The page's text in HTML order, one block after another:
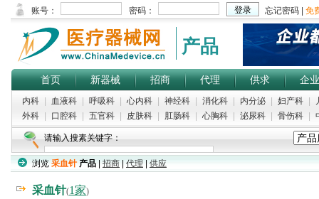
产品
首页 新器械 招商 代理 供求 企业
内科 血液科 呼吸科 心内科 神经科 消化科 内分泌 妇产科
外科
口腔科 五官科 皮肤科 肛肠科 心胸科 泌尿科 骨伤科
请输入搜素关键字：
浏览 采血针 产品 招商 代理 供应
采血针(1家)